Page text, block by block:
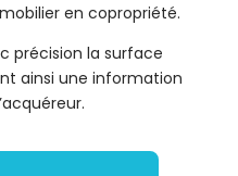
en copropriété.
précision la surface
ainsi une information